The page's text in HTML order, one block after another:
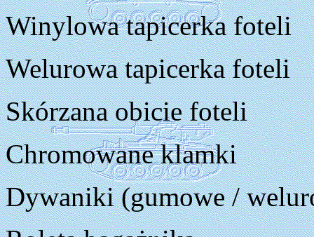
Winylowa tapicerka foteli
Welurowa tapicerka foteli
Skórzana obicie foteli
Chromowane klamki
Dywaniki (gumowe /